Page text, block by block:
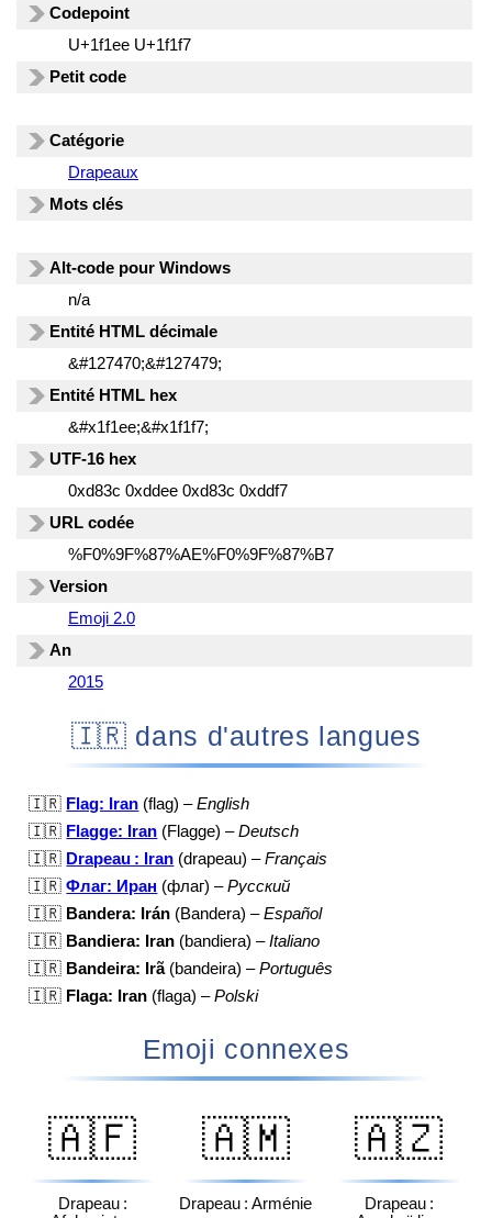
Codepoint
U+1f1ee U+1f1f7
Petit code
Catégorie
Drapeaux
Mots clés
Alt-code pour Windows
n/a
Entité HTML décimale
&#127470;&#127479;
Entité HTML hex
&#x1f1ee;&#x1f1f7;
UTF-16 hex
0xd83c 0xddee 0xd83c 0xddf7
URL codée
%F0%9F%87%AE%F0%9F%87%B7
Version
Emoji 2.0
An
2015
🇮🇷 dans d'autres langues
🇮🇷 Flag: Iran (flag) –English
🇮🇷 Flagge: Iran (Flagge) –Deutsch
🇮🇷 Drapeau : Iran (drapeau) –Français
🇮🇷 Флаг: Иран (флаг) –Русский
🇮🇷 Bandera: Irán (Bandera) –Español
🇮🇷 Bandiera: Iran (bandiera) –Italiano
🇮🇷 Bandeira: Irã(bandeira) –Português
🇮🇷 Flaga: Iran (flaga) –Polski
Emoji connexes
🇦🇫
Drapeau :
🇦🇲
Drapeau : Arménie
🇦🇿
Drapeau :